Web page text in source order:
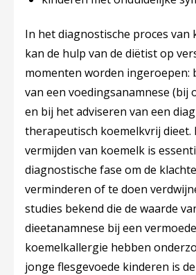
In het diagnostische proces van
kan de hulp van de diëtist op
momenten worden ingeroepen:
van een voedingsanamnese (bij
en bij het adviseren van een
therapeutisch koemelkvrij dieet.
vermijden van koemelk is
diagnostische fase om de
verminderen of te doen
studies bekend die de waarde
dieetanamnese bij een
koemelkallergie hebben
jonge flesgevoede kinderen is